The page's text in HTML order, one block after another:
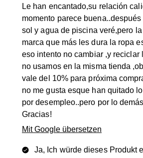
Le han encantado,su relación
momento parece
sol y agua de piscina veré,pero
marca que más les dura la ropa
eso intento no cambiar ,y reciclar
no usamos en la misma tienda
vale del 10% para próxima
no me gusta esque han quitado
por desempleo..pero por lo
Gracias!
Mit Google übersetzen
Ja, Ich würde dieses Produkt